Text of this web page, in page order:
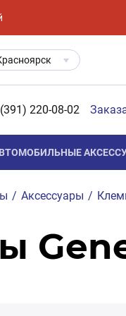
220-08-02
/ Аксессуары /